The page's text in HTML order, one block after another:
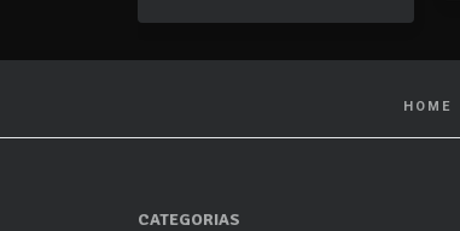
HOME
CATEGORIAS